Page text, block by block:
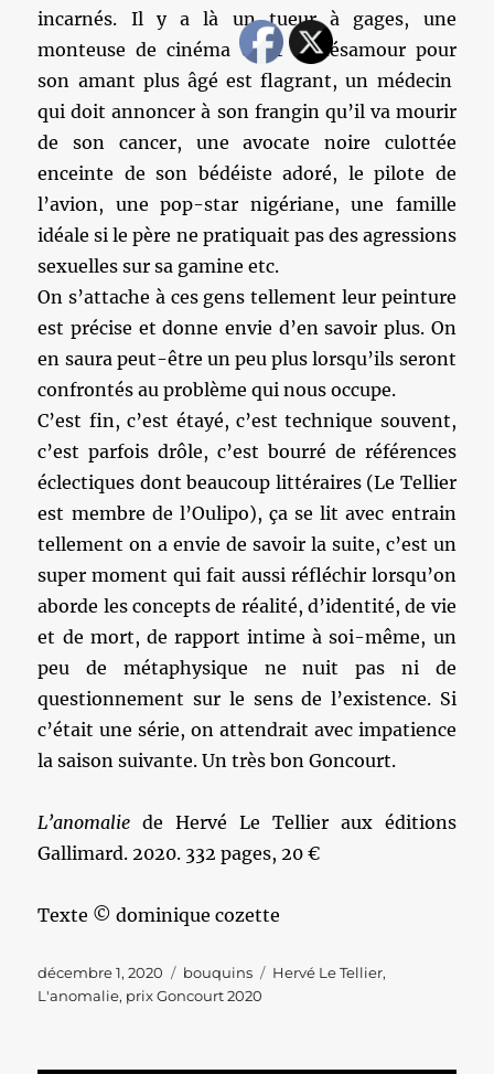
incarnés. Il y a là un tueur à gages, une
monteuse de cinéma dont le désamour pour
son amant plus âgé est flagrant, un médecin
qui doit annoncer à son frangin qu’il va mourir
de son cancer, une avocate noire culottée
enceinte de son bédéiste adoré, le pilote de
l’avion, une pop-star nigériane, une famille
idéale si le père ne pratiquait pas des agressions
sexuelles sur sa gamine etc.
On s’attache à ces gens tellement leur peinture
est précise et donne envie d’en savoir plus. On
en saura peut-être un peu plus lorsqu’ils seront
confrontés au problème qui nous occupe.
C’est fin, c’est étayé, c’est technique souvent,
c’est parfois drôle, c’est bourré de références
éclectiques dont beaucoup littéraires (Le Tellier
est membre de l’Oulipo), ça se lit avec entrain
tellement on a envie de savoir la suite, c’est un
super moment qui fait aussi réfléchir lorsqu’on
aborde les concepts de réalité, d’identité, de vie
et de mort, de rapport intime à soi-même, un
peu de métaphysique ne nuit pas ni de
questionnement sur le sens de l’existence. Si
c’était une série, on attendrait avec impatience
la saison suivante. Un très bon Goncourt.
L’anomaliede Hervé Le Tellier aux éditions
Gallimard. 2020. 332 pages, 20 €
Texte © dominique cozette
Publié
le
décembre 1, 2020 Catégories
bouquins Étiquettes
Hervé Le Tellier,
L'anomalie, prix Goncourt 2020